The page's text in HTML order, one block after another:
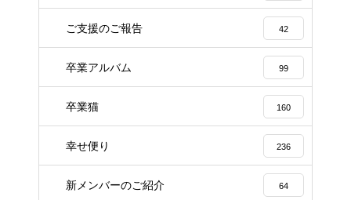
ご支援のご報告 42
卒業アルバム 99
卒業猫 160
幸せ便り 236
新メンバーのご紹介 64